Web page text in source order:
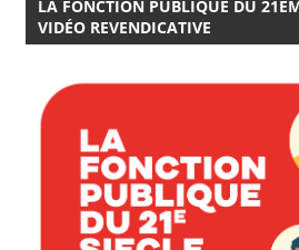
LA FONCTION PUBLIQUE DU
VIDÉO REVENDICATIVE